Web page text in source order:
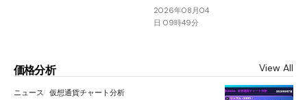
2026年08月04
日 09時49分
価格分析 View All
ニュース 仮想通貨チャート分析